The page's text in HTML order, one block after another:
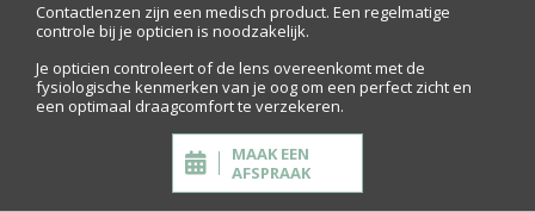
Contactlenzen zijn een medisch product. Een regelmatige
controle bij je opticien is noodzakelijk.
Je opticien controleert of de lens overeenkomt met de
fysiologische kenmerken van je oog om een perfect zicht en
een optimaal draagcomfort te verzekeren.
MAAK EEN
AFSPRAAK